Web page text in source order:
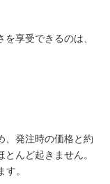
享受できるのは、
、発注時の価格と約
んど起きません。
。